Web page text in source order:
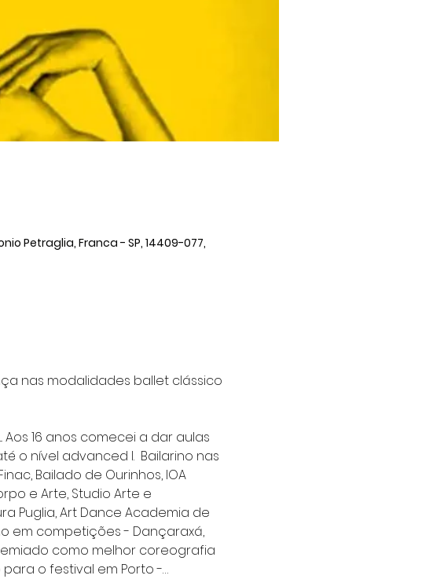
Petraglia, Franca - SP, 14409-077,
nas modalidades ballet clássico
Aos 16 anos comecei a dar aulas
o nível advanced I.  Bailarino nas
Bailado de Ourinhos, IOA
e Arte, Studio Arte e
Puglia, Art Dance Academia de
em competições - Dançaraxá,
como melhor coreografia
o festival em Porto -…